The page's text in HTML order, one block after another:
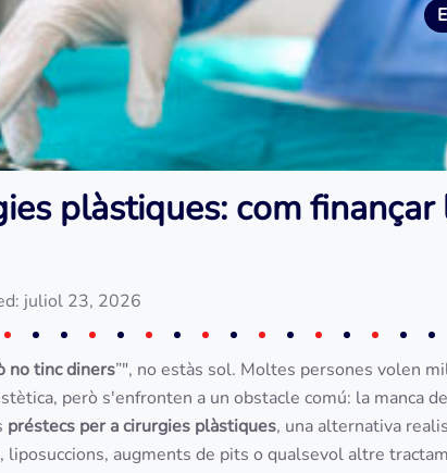
plàstiques: com finançar
juliol 23, 2026
no tinc diners”", no estàs sol. Moltes persones volen
però s'enfronten a un obstacle comú: la manca
préstecs per a cirurgies plàstiques, una alternativa
augments de pits o qualsevol altre